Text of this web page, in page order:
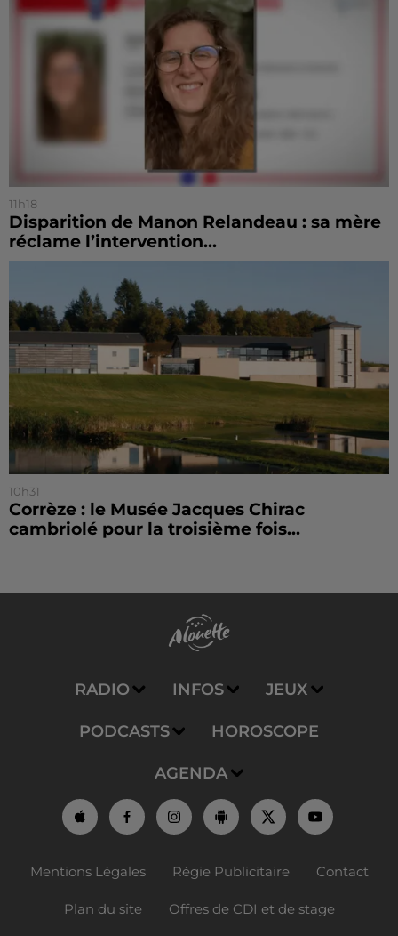
11h18
Disparition de Manon Relandeau : sa mère
réclame l’intervention...
10h31
Corrèze : le Musée Jacques Chirac
cambriolé pour la troisième fois...
RADIO INFOS JEUX
PODCASTS HOROSCOPE
AGENDA
Mentions Légales Régie Publicitaire Contact
Plan du site Offres de CDI et de stage